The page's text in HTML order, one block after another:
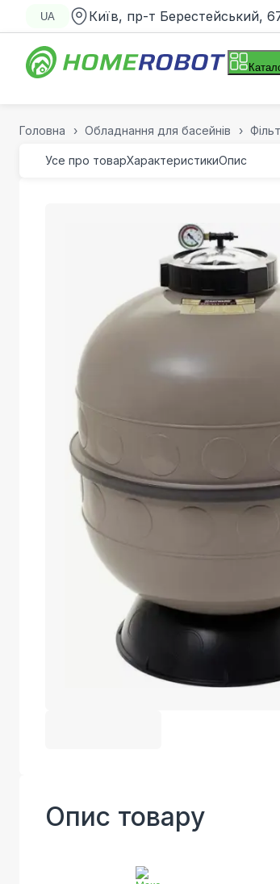
UA Київ, пр-т Берестейський,
Головна Обладнання для басейнів
Усе про товарХарактеристикиОпис
Опис товару